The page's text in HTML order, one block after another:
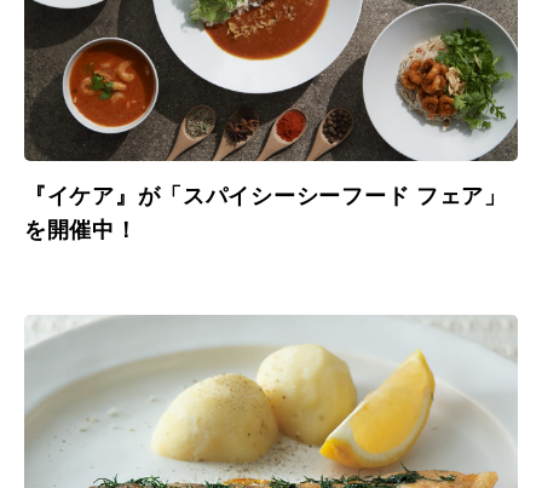
『イケア』が「スパイシーシーフード フェア」
を開催中！